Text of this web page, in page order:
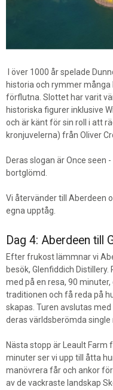
I över 1000 år spelade
historia och rymmer
förflutna. Slottet har varit
historiska figurer inklusive
och är känt för sin roll i att
kronjuvelerna) från Oliver
Deras slogan är Once seen
bortglömd.
Vi återvänder till Aberdeen
egna upptåg.
Dag 4: Aberdeen till
Efter frukost lämmnar vi
besök, Glenfiddich
med på en resa, 90
traditionen och få reda på
skapas. Turen avslutas
deras världsberömda single
Nästa stopp är Leault Farm
minuter ser vi upp till åtta
manövrera får och ankor
av de vackraste landskap